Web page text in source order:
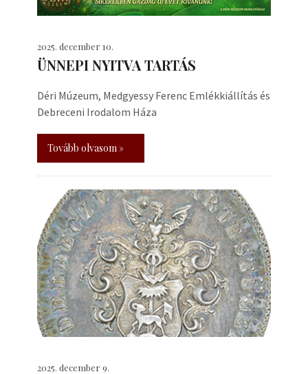
2025. december 10.
ÜNNEPI NYITVA TARTÁS
Déri Múzeum, Medgyessy Ferenc Emlékkiállítás és
Debreceni Irodalom Háza
Tovább olvasom »
2025. december 9.